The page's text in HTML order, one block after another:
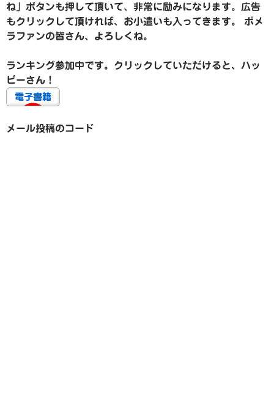
ね」ボタンも押して頂いて、非常に励みになります。広告
もクリックして頂ければ、お小遣いも入ってきます。 ポメ
ラファンの皆さん、よろしくね。
ランキング参加中です。クリックしていただけると、ハッ
ピーさん！
メール投稿のコード